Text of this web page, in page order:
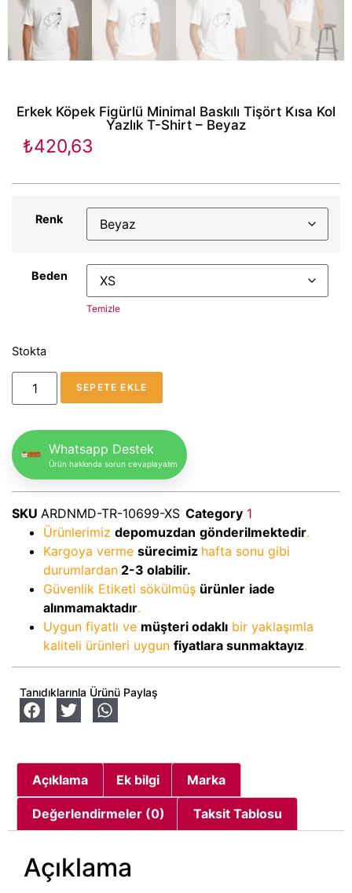
Erkek Köpek Figürlü Minimal Baskılı Tişört Kısa Kol
Yazlık T-Shirt – Beyaz
₺420,63
Renk
Beden
Temizle
Stokta
SEPETE EKLE
Whatsapp Destek
Ürün hakkında sorun cevaplayalım
SKU ARDNMD-TR-10699-XS Category 1
Ürünlerimiz depomuzdan gönderilmektedir.
Kargoya verme sürecimiz hafta sonu gibi
durumlardan 2-3 olabilir.
Güvenlik Etiketi sökülmüş ürünler iade
alınmamaktadır.
Uygun fiyatlı ve müşteri odaklı bir yaklaşımla
kaliteli ürünleri uygun fiyatlara sunmaktayız.
Tanıdıklarınla Ürünü Paylaş
Açıklama Ek bilgi Marka
Değerlendirmeler (0) Taksit Tablosu
Açıklama